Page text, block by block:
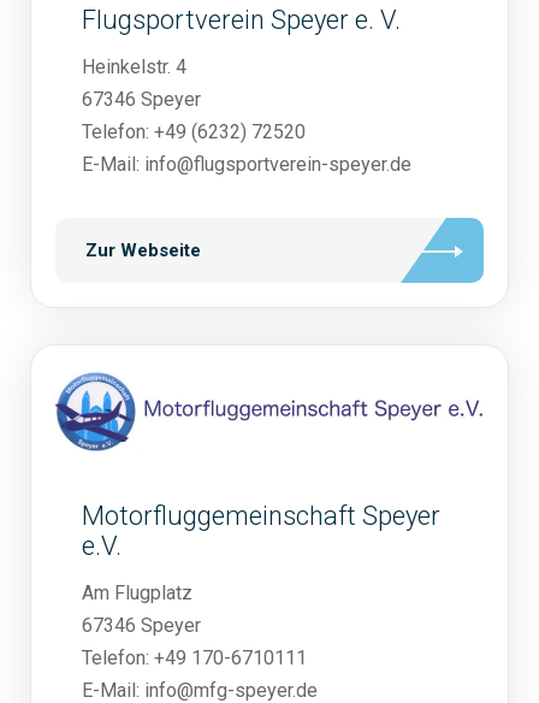
Flugsportverein Speyer e. V.
Heinkelstr. 4
67346 Speyer
Telefon: +49 (6232) 72520
E-Mail: info@flugsportverein-speyer.de
Zur Webseite
Motorfluggemeinschaft Speyer
e.V.
Am Flugplatz
67346 Speyer
Telefon: +49 170-6710111
E-Mail: info@mfg-speyer.de